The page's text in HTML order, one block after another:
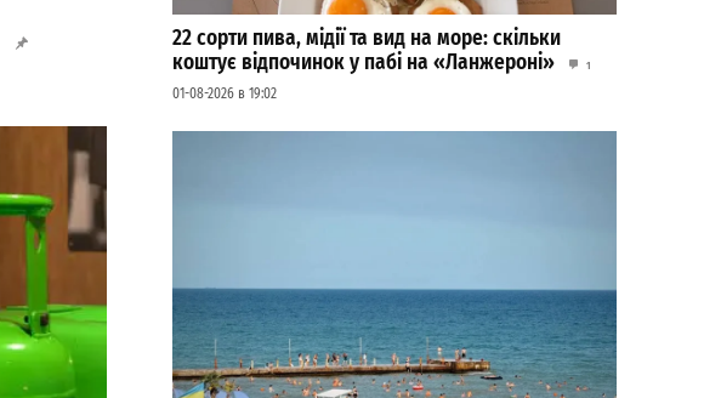
22 сорти пива, мідії та вид на море: скільки
коштує відпочинок у пабі на «Ланжероні»
1
01-08-2026 в 19:02